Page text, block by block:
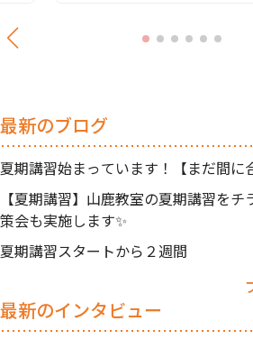
最新のブログ
夏期講習始まっています！【まだ間に
【夏期講習】山鹿教室の夏期講習を
策会も実施します✨
夏期講習スタートから２週間
最新のインタビュー